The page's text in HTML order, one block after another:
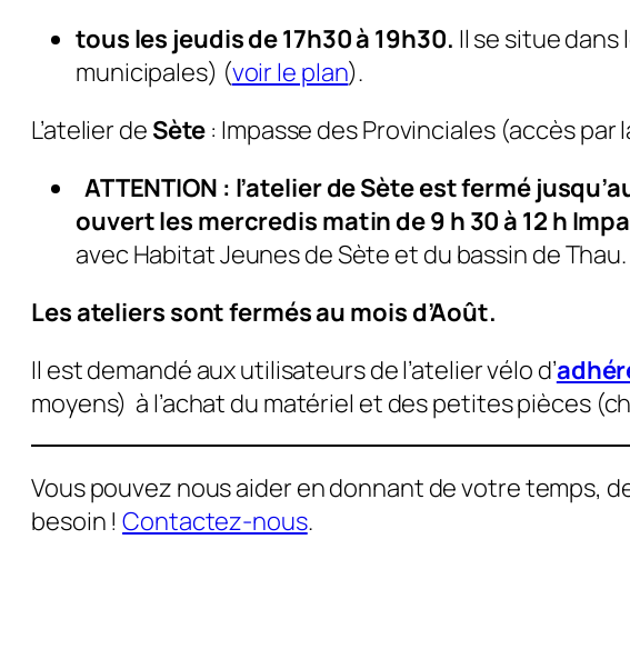
tous les jeudis de 17h30 à 19h30. Il se situe dans
municipales) (voir le plan).
L’atelier de Sète : Impasse des Provinciales (accès par
ATTENTION : l’atelier de Sète est fermé
ouvert les mercredis matin de 9 h 30 à 12 h
avec Habitat Jeunes de Sète et du bassin de Thau.
Les ateliers sont fermés au mois d’Août.
Il est demandé aux utilisateurs de l’atelier vélo d’
moyens) à l’achat du matériel et des petites pièces
Vous pouvez nous aider en donnant de votre temps,
besoin !Contactez-nous.